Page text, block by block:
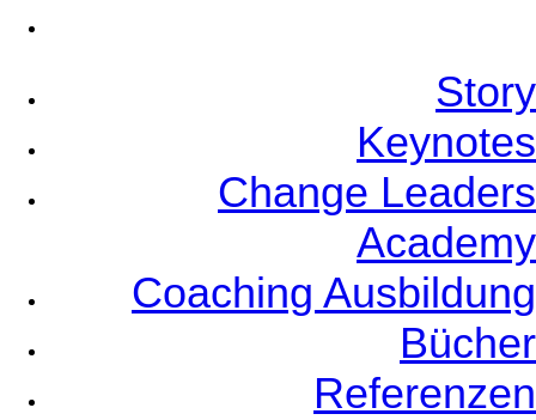
Story
Keynotes
Change Leaders
Academy
Coaching Ausbildung
Bücher
Referenzen